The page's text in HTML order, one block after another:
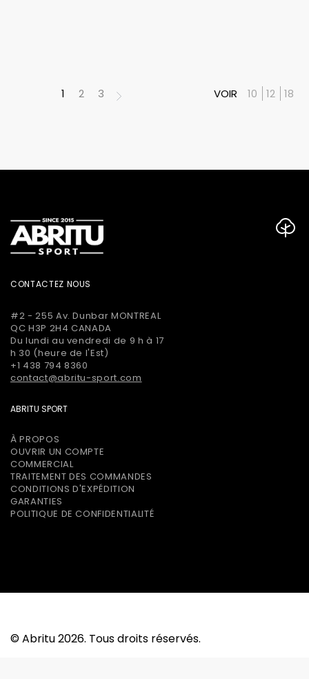
1 2 3 VOIR 10 12 18
CONTACTEZ NOUS
#2 - 255 Av. Dunbar MONTREAL
QC H3P 2H4 CANADA
Du lundi au vendredi de 9 h à 17
h 30 (heure de l'Est)
+1 438 794 8360
contact@abritu-sport.com
ABRITU SPORT
À PROPOS
OUVRIR UN COMPTE
COMMERCIAL
TRAITEMENT DES COMMANDES
CONDITIONS D'EXPÉDITION
GARANTIES
POLITIQUE DE CONFIDENTIALITÉ
© Abritu 2026. Tous droits réservés.